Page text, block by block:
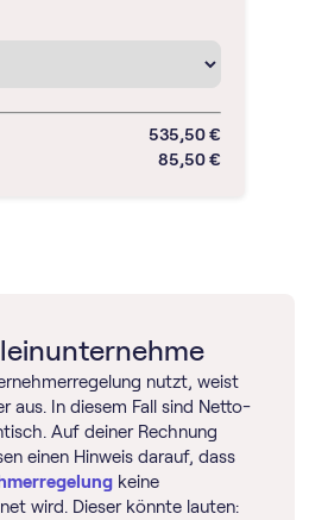
535,50 €
85,50 €
nutzt, weist
aus. In diesem Fall sind Netto-
Auf deiner Rechnung
einen Hinweis darauf, dass
keine
wird. Dieser könnte lauten: